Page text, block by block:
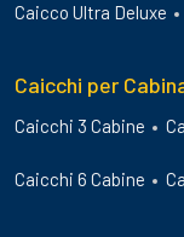
Caicco Ultra Deluxe
Caicchi per
Caicchi 3 Cabine
Caicchi 6 Cabine